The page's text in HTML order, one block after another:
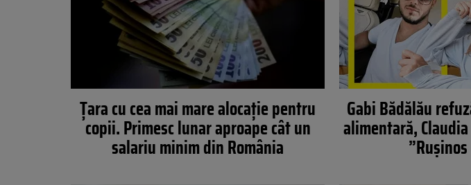
Țara cu cea mai mare alocație pentru
copii. Primesc lunar aproape cât un
salariu minim din România
Gabi Bădălău
alimentară,